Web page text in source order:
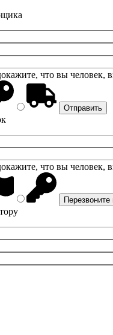
что вы человек,
что вы человек,